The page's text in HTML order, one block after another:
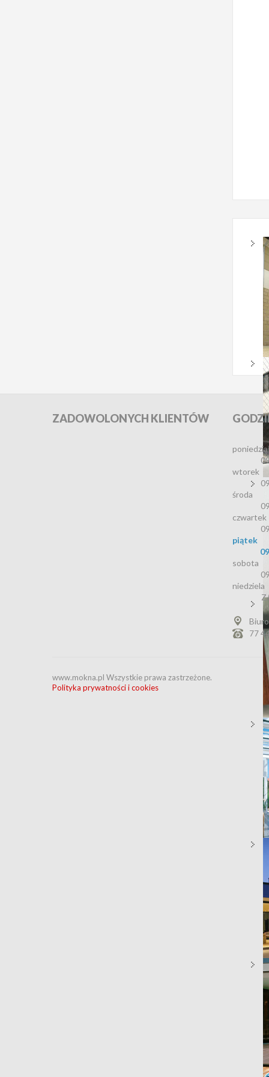
ZADOWOLONYCH KLIENTÓW
wtorek
środa
czwartek
piątek
sobota
niedziela
77
www.mokna.pl Wszystkie prawa zastrzeżone.
Polityka prywatności i cookies